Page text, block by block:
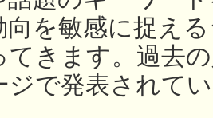
向を敏感に捉え
きます。過去
ジで発表されて